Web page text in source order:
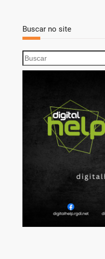
Buscar no site
S
e